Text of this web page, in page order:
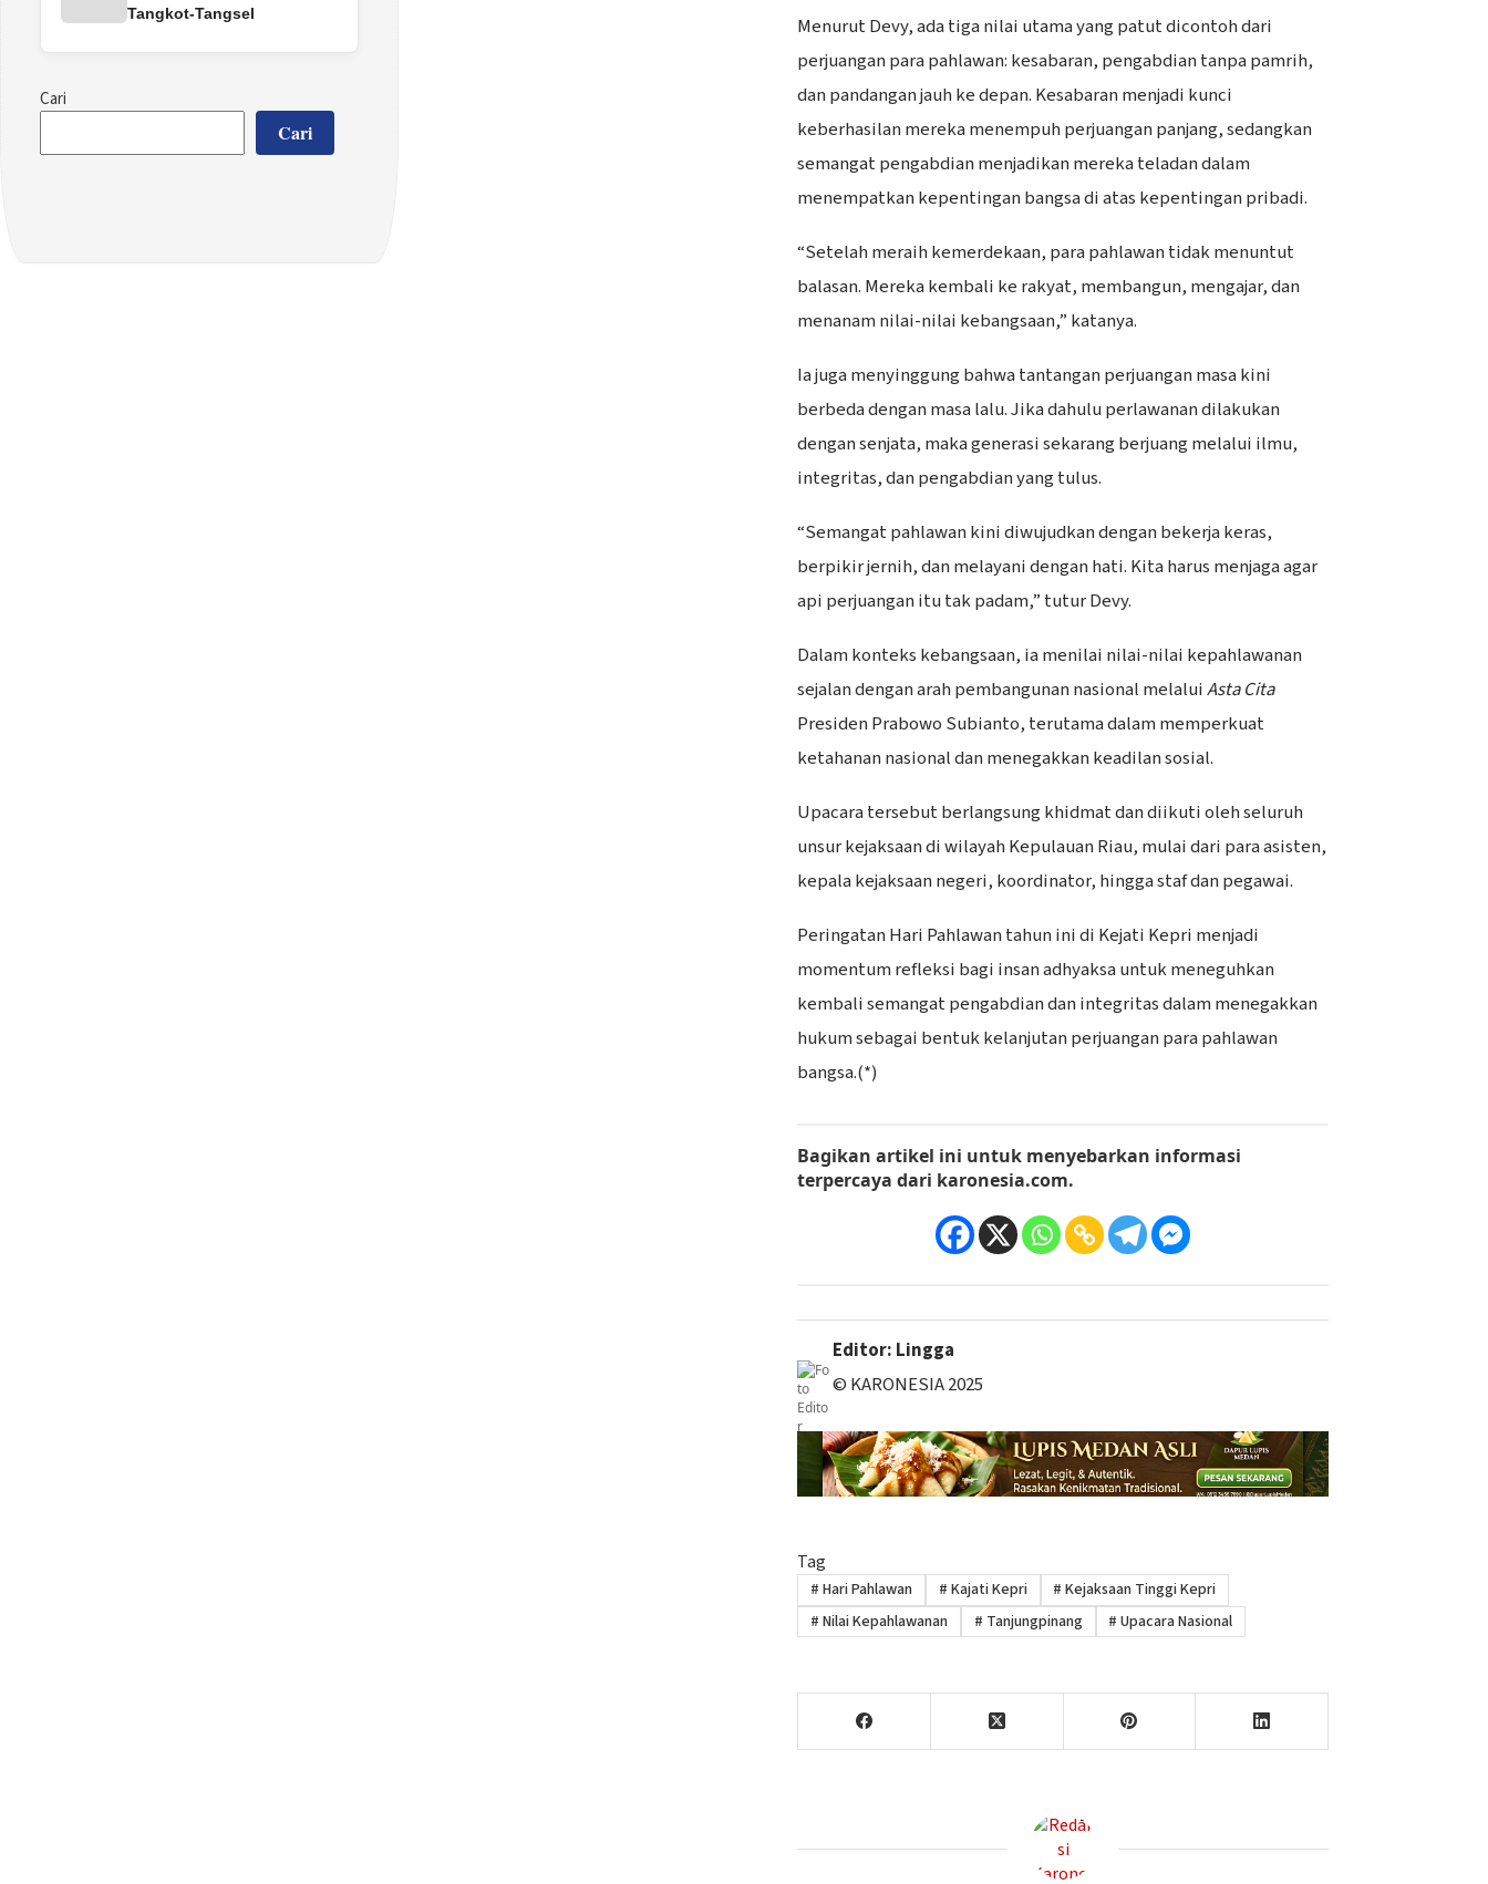
Menurut Devy, ada tiga nilai utama yang patut dicontoh dari
perjuangan para pahlawan: kesabaran, pengabdian tanpa pamrih,
dan pandangan jauh ke depan. Kesabaran menjadi kunci
keberhasilan mereka menempuh perjuangan panjang, sedangkan
semangat pengabdian menjadikan mereka teladan dalam
menempatkan kepentingan bangsa di atas kepentingan pribadi.
“Setelah meraih kemerdekaan, para pahlawan tidak menuntut
balasan. Mereka kembali ke rakyat, membangun, mengajar, dan
menanam nilai-nilai kebangsaan,” katanya.
Ia juga menyinggung bahwa tantangan perjuangan masa kini
berbeda dengan masa lalu. Jika dahulu perlawanan dilakukan
dengan senjata, maka generasi sekarang berjuang melalui ilmu,
integritas, dan pengabdian yang tulus.
“Semangat pahlawan kini diwujudkan dengan bekerja keras,
berpikir jernih, dan melayani dengan hati. Kita harus menjaga agar
api perjuangan itu tak padam,” tutur Devy.
Dalam konteks kebangsaan, ia menilai nilai-nilai kepahlawanan
sejalan dengan arah pembangunan nasional melaluiAsta Cita
Presiden Prabowo Subianto, terutama dalam memperkuat
ketahanan nasional dan menegakkan keadilan sosial.
Upacara tersebut berlangsung khidmat dan diikuti oleh seluruh
unsur kejaksaan di wilayah Kepulauan Riau, mulai dari para asisten,
kepala kejaksaan negeri, koordinator, hingga staf dan pegawai.
Peringatan Hari Pahlawan tahun ini di Kejati Kepri menjadi
momentum refleksi bagi insan adhyaksa untuk meneguhkan
kembali semangat pengabdian dan integritas dalam menegakkan
hukum sebagai bentuk kelanjutan perjuangan para pahlawan
bangsa.(*)
Bagikan artikel ini untuk menyebarkan informasi
terpercaya dari karonesia.com.
Editor: Lingga
© KARONESIA 2025
Tag
# Hari Pahlawan # Kajati Kepri # Kejaksaan Tinggi Kepri
# Nilai Kepahlawanan # Tanjungpinang # Upacara Nasional
Tangkot-Tangsel
Cari
Cari